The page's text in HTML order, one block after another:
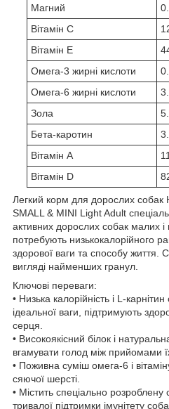
Магний
Вітамін С
Вітамін Е
Омега-3 жирні кислоти
Омега-6 жирні кислоти
Зола
Бета-каротин
Вітамін А
Вітамін D
Легкий корм для дорослих собак
SMALL & MINI Light Adult
активних дорослих собак малих і
потребують низькокалорійного
здорової ваги та способу
вигляді найменших гранул.
Ключові переваги:
• Низька калорійність і L-
ідеальної ваги, підтримують
серця.
• Високоякісний білок і
вгамувати голод між прийомами
• Поживна суміш омега-6 і
сяючої шерсті.
• Містить спеціально розроблену
тривалої підтримки імунітету